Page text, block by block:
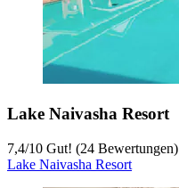
Lake Naivasha Resort
7,4/10 Gut! (24 Bewertungen)
Lake Naivasha Resort